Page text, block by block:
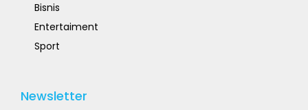
Bisnis
Entertaiment
Sport
Newsletter